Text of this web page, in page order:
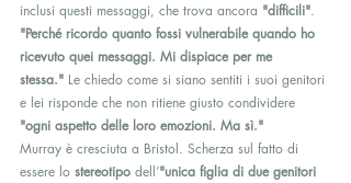
inclusi questi messaggi, che trova ancora "difficili".
"Perché ricordo quanto fossi vulnerabile quando ho
ricevuto quei messaggi. Mi dispiace per me
stessa." Le chiedo come si siano sentiti i suoi genitori
e lei risponde che non ritiene giusto condividere
"ogni aspetto delle loro emozioni. Ma sì."
Murray è cresciuta a Bristol. Scherza sul fatto di
essere lo stereotipo dell’"unica figlia di due genitori